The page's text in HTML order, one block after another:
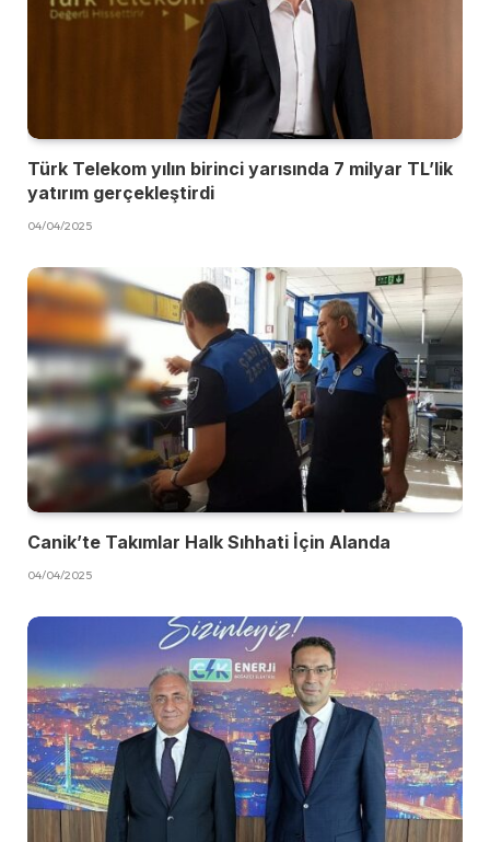
Türk Telekom yılın birinci yarısında 7 milyar TL’lik
yatırım gerçekleştirdi
04/04/2025
Canik’te Takımlar Halk Sıhhati İçin Alanda
04/04/2025